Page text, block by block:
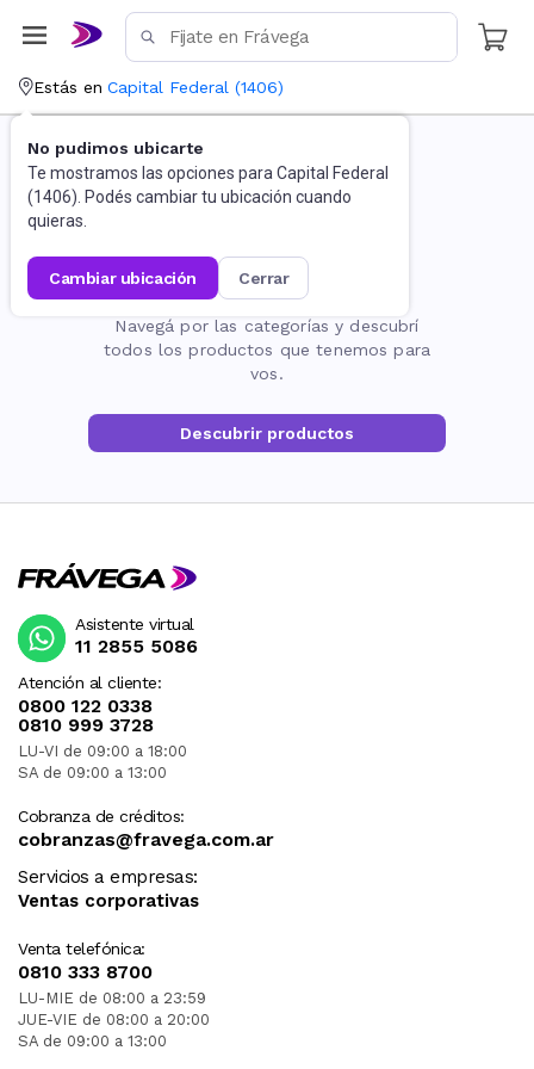
Estás en Capital Federal (1406)
No pudimos ubicarte
Te mostramos las opciones para Capital Federal
(1406). Podés cambiar tu ubicación cuando
quieras.
cambiar ubicación cerrar
La página no existe
Navegá por las categorías y descubrí
todos los productos que tenemos para
vos.
Descubrir productos
Atención al cliente:
0800 122 0338
0810 999 3728
LU-VI de 09:00 a 18:00
SA de 09:00 a 13:00
Cobranza de créditos:
cobranzas@fravega.com.ar
Servicios a empresas:
Ventas corporativas
Venta telefónica:
0810 333 8700
LU-MIE de 08:00 a 23:59
JUE-VIE de 08:00 a 20:00
SA de 09:00 a 13:00
Asistente virtual
11 2855 5086